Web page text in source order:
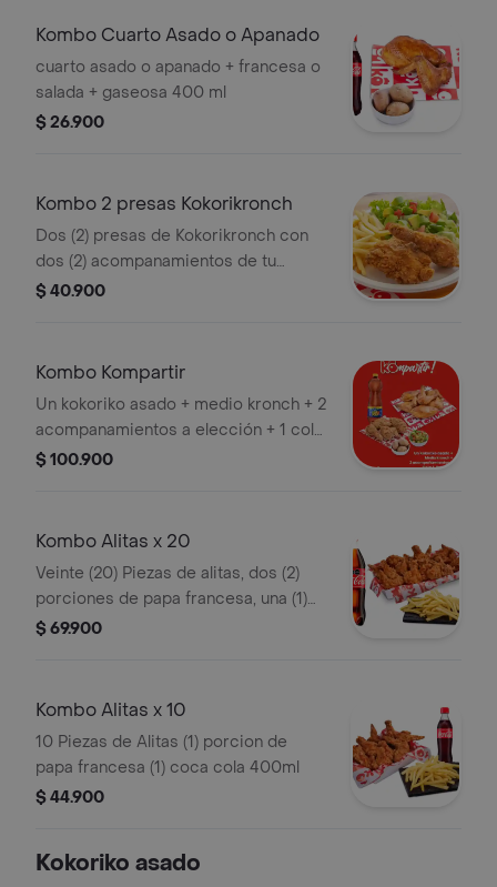
Kombo Cuarto Asado o Apanado
cuarto asado o apanado + francesa o
salada + gaseosa 400 ml
$ 26.900
Kombo 2 presas Kokorikronch
Dos (2) presas de Kokorikronch con
dos (2) acompanamientos de tu
eleccion, una (1) Coca Cola 400 ml y 1
$ 40.900
Kombo Kompartir
Un kokoriko asado + medio kronch + 2
acompanamientos a elección + 1 cola
y pola 1.5 Ltros
$ 100.900
Kombo Alitas x 20
Veinte (20) Piezas de alitas, dos (2)
porciones de papa francesa, una (1)
Coca cola 1.5 lt,1 opción salsa alitas y
$ 69.900
Kombo Alitas x 10
10 Piezas de Alitas (1) porcion de
papa francesa (1) coca cola 400ml
$ 44.900
Kokoriko asado